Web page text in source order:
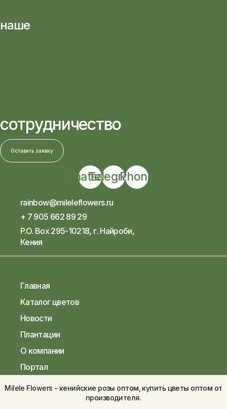
наше
сотрудничество
Оставить заявку
Whatsapp
Telegram
Phone
rainbow@mileleflowers.ru
+ 7 905 662 89 29
P.O. Box 295-10218, г. Найроби,
Кения
Главная
Каталог цветов
Новости
Плантации
О компании
Портал
Milele Flowers - кенийские розы оптом, купить цветы оптом от
производителя.